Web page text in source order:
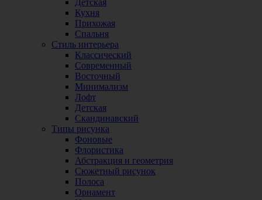
Кухня
Прихожая
Спальня
Стиль интерьера
Классический
Современный
Восточный
Минимализм
Лофт
Детская
Скандинавский
Типы рисунка
Фоновые
Флористика
Абстракция и геометрия
Сюжетный рисунок
Полоса
Орнамент